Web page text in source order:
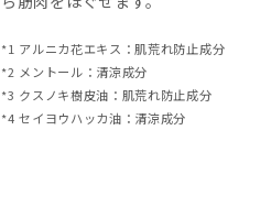
*1 アルニカ花エキス：肌荒れ防止成分
*2 メントール：清涼成分
*3 クスノキ樹皮油：肌荒れ防止成分
*4 セイヨウハッカ油：清涼成分